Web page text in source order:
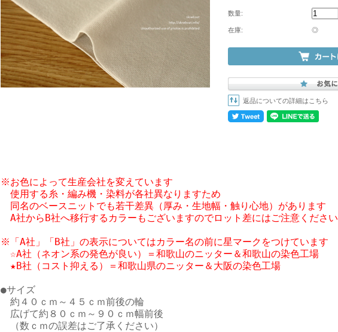
数量:
在庫: ◎
返品についての詳細はこちら
※お色によって生産会社を変えています
使用する糸・編み機・染料が各社異なりますため
同名のベースニットでも若干差異（厚み・生地幅・触り心地）があります
A社からB社へ移行するカラーもございますのでロット差にはご注意ください
※「A社」「B社」の表示についてはカラー名の前に星マークをつけています
☆A社（ネオン系の発色が良い）＝和歌山のニッター＆和歌山の染色工場
●サイズ
約４０ｃｍ～４５ｃｍ前後の輪
広げて約８０ｃｍ～９０ｃｍ幅前後
（数ｃｍの誤差はご了承ください）